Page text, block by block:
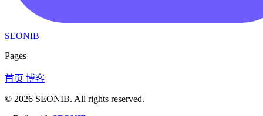
SEONIB
Pages
首页 博客
© 2026 SEONIB. All rights reserved.